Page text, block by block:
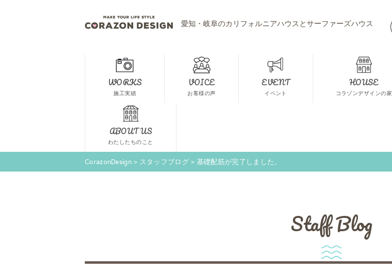
愛知・岐阜のカリフォルニアハウスとサーファーズハウス
WORKS
施工実績
VOICE
お客様の声
EVENT
イベント
HOUSE
コラゾンデザインの家
ABOUT US
わたしたちのこと
CorazonDesign> スタッフブログ> 基礎配筋が完了しました。
Staff Blog